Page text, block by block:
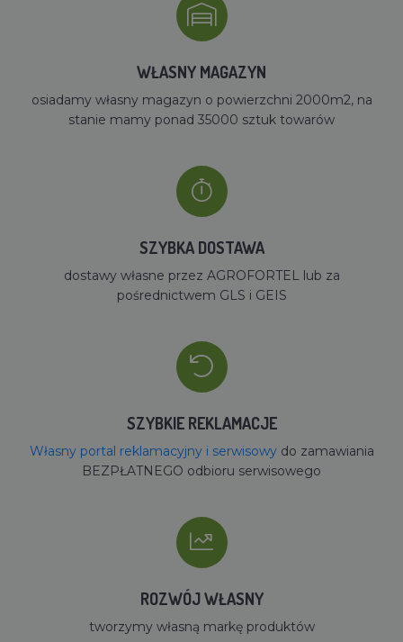
WŁASNY MAGAZYN
osiadamy własny magazyn o powierzchni 2000m2, na
stanie mamy ponad 35000 sztuk towarów
SZYBKA DOSTAWA
dostawy własne przez AGROFORTEL lub za
pośrednictwem GLS i GEIS
SZYBKIE REKLAMACJE
Własny portal reklamacyjny i serwisowydo zamawiania
BEZPŁATNEGO odbioru serwisowego
ROZWÓJ WŁASNY
tworzymy własną markę produktów